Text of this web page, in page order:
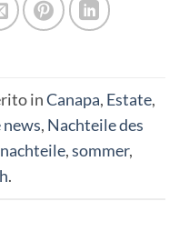
inCanapa, Estate,
, Nachteile des
nachteile,sommer,
.